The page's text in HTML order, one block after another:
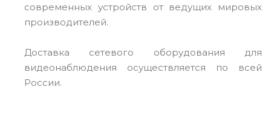
современных устройств от ведущих мировых
производителей.
Доставка сетевого оборудования для
видеонаблюдения осуществляется по всей
России.